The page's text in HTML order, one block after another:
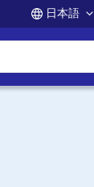
日本語